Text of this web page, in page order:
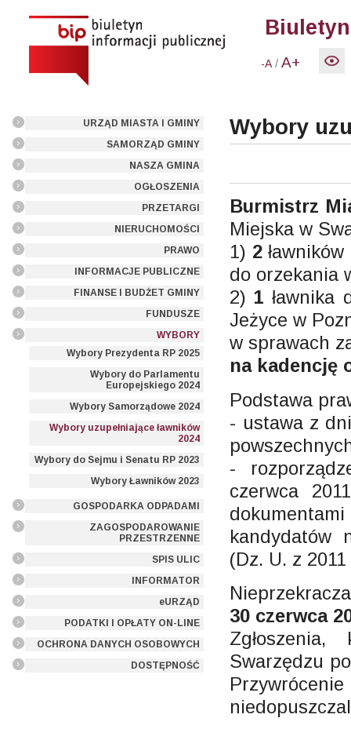
-A /A+
URZĄD MIASTA I GMINY
SAMORZĄD GMINY
NASZA GMINA
OGŁOSZENIA
PRZETARGI
NIERUCHOMOŚCI
PRAWO
INFORMACJE PUBLICZNE
FINANSE I BUDŻET GMINY
FUNDUSZE
WYBORY
Wybory Prezydenta RP 2025
Wybory do Parlamentu
Europejskiego 2024
Wybory Samorządowe 2024
Wybory uzupełniające ławników
2024
Wybory do Sejmu i Senatu RP 2023
Wybory Ławników 2023
GOSPODARKA ODPADAMI
ZAGOSPODAROWANIE
PRZESTRZENNE
SPIS ULIC
INFORMATOR
eURZĄD
PODATKI I OPŁATY ON-LINE
OCHRONA DANYCH OSOBOWYCH
DOSTĘPNOŚĆ
Wybory
Burmistrz
Miejska w
1) 2
do orzekania
2) 1ławnika
Jeżyce w
w sprawach
na kadencję
Podstawa
- ustawa z
-
czerwca
kandydatów
(Dz. U. z
30 czerwca
Swarzędzu